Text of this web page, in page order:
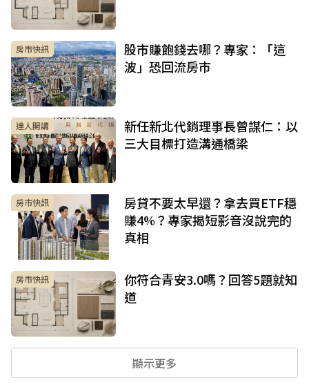
房市快訊
股市賺飽錢去哪？專家：「這
波」恐回流房市
達人開講
新任新北代銷理事長曾謀仁：以
三大目標打造溝通橋梁
房市快訊
房貸不要太早還？拿去買ETF穩
賺4%？專家揭短影音沒說完的
真相
房市快訊
你符合青安3.0嗎？回答5題就知
道
顯示更多